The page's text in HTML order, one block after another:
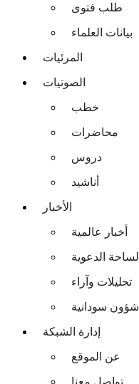
طلب فتوى
بيانات العلماء
المرئيات
الصوتيات
خطب
محاضرات
دروس
أناشيد
الأخبار
أخبار عالمية
الساحة الدعوية
تحليلات وآراء
شؤون سودانية
إدارة الشبكة
عن الموقع
تواصل معنا